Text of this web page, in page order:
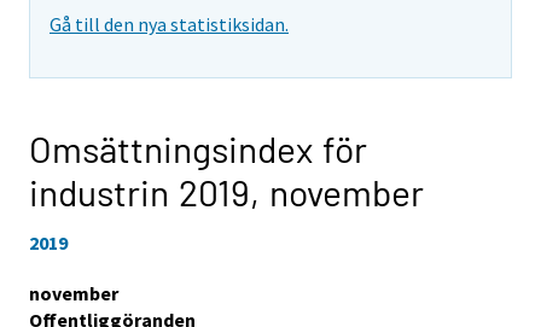
Gå till den nya statistiksidan.
Omsättningsindex för
industrin 2019, november
2019
november
Offentliggöranden